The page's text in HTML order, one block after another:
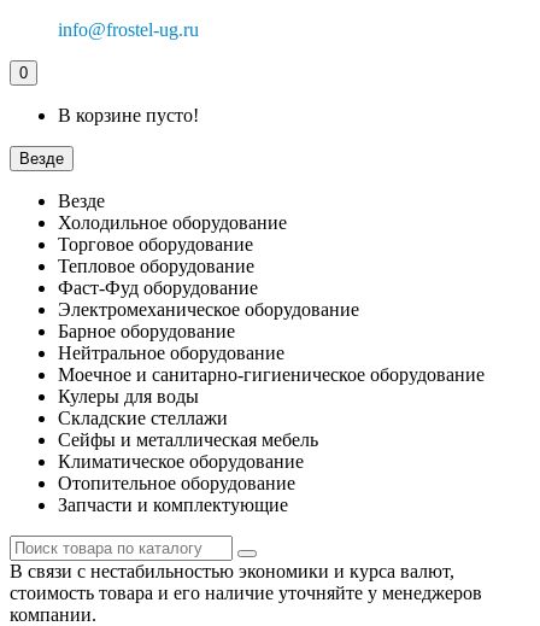
info@frostel-ug.ru
0
В корзине пусто!
Везде
Везде
Холодильное оборудование
Торговое оборудование
Тепловое оборудование
Фаст-Фуд оборудование
Электромеханическое оборудование
Барное оборудование
Нейтральное оборудование
Моечное и санитарно-гигиеническое оборудование
Кулеры для воды
Складские стеллажи
Сейфы и металлическая мебель
Климатическое оборудование
Отопительное оборудование
Запчасти и комплектующие
В связи с нестабильностью экономики и курса валют,
стоимость товара и его наличие уточняйте у менеджеров
компании.